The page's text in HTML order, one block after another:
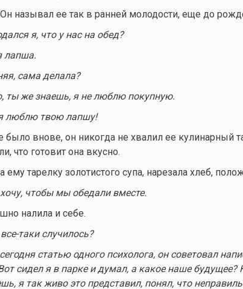
называл ее так в ранней молодости, еще до
я, что у нас на обед?
лапша.
сама делала?
ты же знаешь, я не люблю покупную.
люблю твою лапшу!
было внове, он никогда не хвалил ее кулинарный
что готовит она вкусно.
ему тарелку золотистого супа, нарезала хлеб,
чтобы мы обедали вместе.
налила и себе.
таки случилось?
статью одного психолога, он советовал
сидел я в парке и думал, а какое наше будущее?
я так живо это представил, понял, что